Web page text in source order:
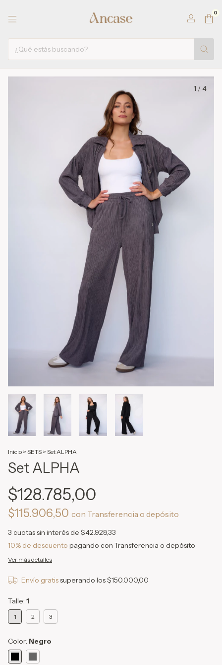
0
1 /4
Inicio > SETS > Set ALPHA
Set ALPHA
$128.785,00
$115.906,50 con Transferencia o depósito
3 cuotas sin interés de $42.928,33
10% de descuento pagando con Transferencia o depósito
Ver más detalles
Envío gratissuperando los$150.000,00
Talle: 1
1 2 3
Color: Negro